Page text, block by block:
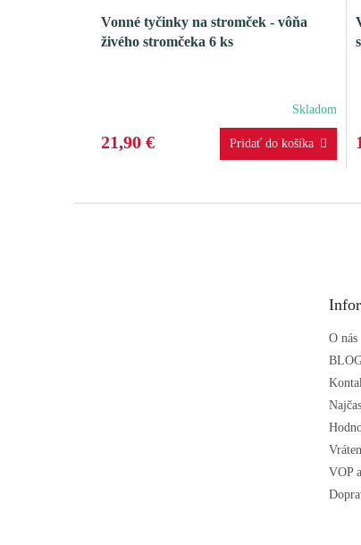
Vonné tyčinky na stromček - vôňa
živého stromčeka 6 ks
Skladom
21,90 €
O nás
VOP